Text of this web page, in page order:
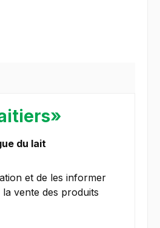
du lait
et de les informer
vente des produits